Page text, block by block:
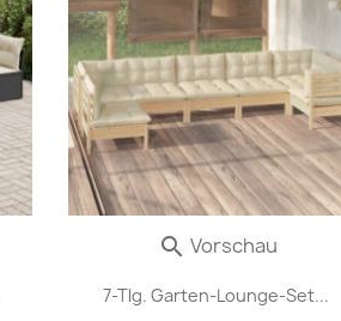
7-Tlg. Garten-Lounge-Set...
 Vorschau